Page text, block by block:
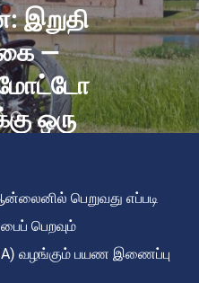
—
மோட்டோ
ஒரு
பெறுவது எப்படி
பெறவும்
வழங்கும் பயண இணைப்பு